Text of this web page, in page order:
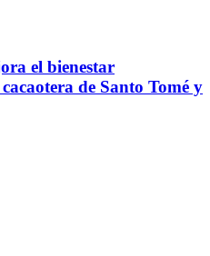
el bienestar
de Santo Tomé y